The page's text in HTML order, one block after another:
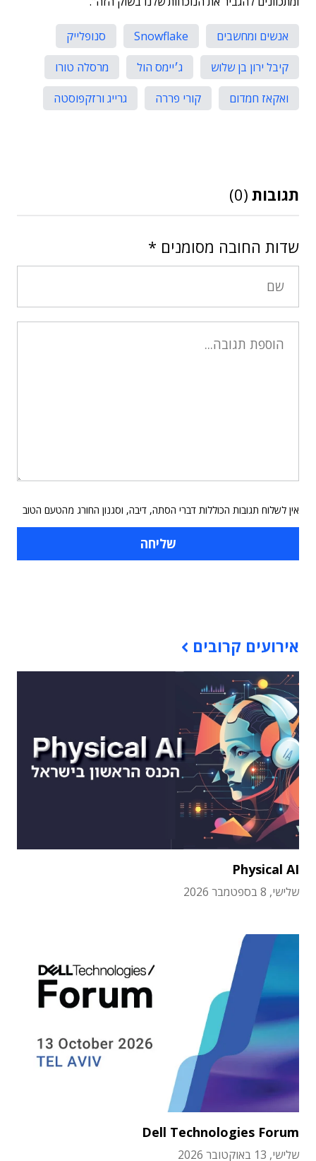
אנשים ומחשבים Snowflake
סנופלייק
קיבל ירון בן שלוש
ג׳יימס הול
מרסלה טורו
ואקאז חמדום
קורי פררה גרייג ורזקפוסטה
תגובות (0)
שדות החובה מסומנים *
אין לשלוח תגובות הכוללות דברי הסתה, דיבה, וסגנון החורג מהטעם הטוב
אירועים קרובים
Physical AI
שלישי, 8 בספטמבר 2026
Dell Technologies Forum
שלישי, 13 באוקטובר 2026